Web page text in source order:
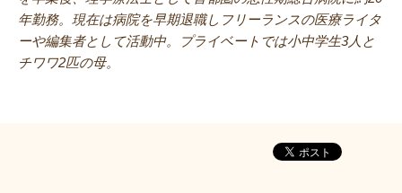
年勤務。現在は病院を早期退職しフリーランスの医療ライタ
ーや編集者として活動中。プライベートでは小中学生3人と
チワワ2匹の母。